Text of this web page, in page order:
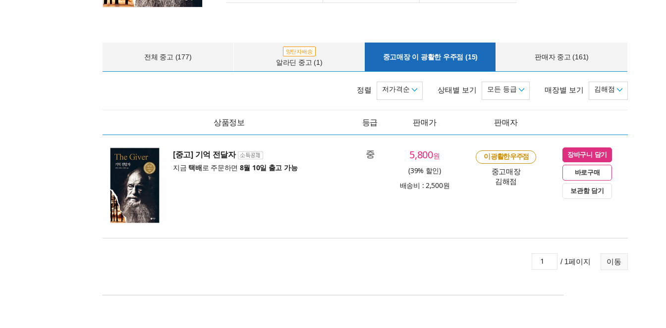
전체 중고 (177)
양탄자배송
알라딘 중고 (1)
중고매장 이 광활한 우주점 (15) 판매자 중고 (161)
매장별 보기 김해점
상태별 보기 모든 등급
정렬 저가격순
상품정보 등급 판매가 판매자
[중고] 기억 전달자
지금 택배로 주문하면 8월 10일 출고 가능
중 5,800원
(39% 할인)
배송비 : 2,500원
이 광활한 우주점
중고매장
김해점
장바구니 담기
바로구매
보관함 담기
이동
/ 1페이지